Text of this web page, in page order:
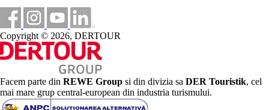
Activitati gratuite
programe de animatie si de seara
sauna
aburi
baie turceasca
fitness
darts
tenis de masa
volei pe plaja
bocce
Copyright © 2026, DERTOUR
Facem parte din REWE Group si din divizia sa DER Touristik, cel
mai mare grup central-european din industria turismului.